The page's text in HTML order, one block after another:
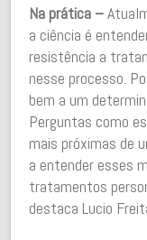
Na prática –
a ciência é
resistência a
nesse processo.
bem a um
Perguntas como
mais próximas de
a entender esses
tratamentos
destaca Lucio